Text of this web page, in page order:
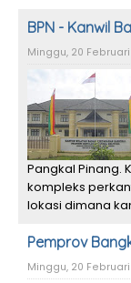
BPN - Kanwil
Minggu, 20 Februari
Pangkal Pinang.
kompleks
lokasi dimana
Pemprov
Minggu, 20 Februari